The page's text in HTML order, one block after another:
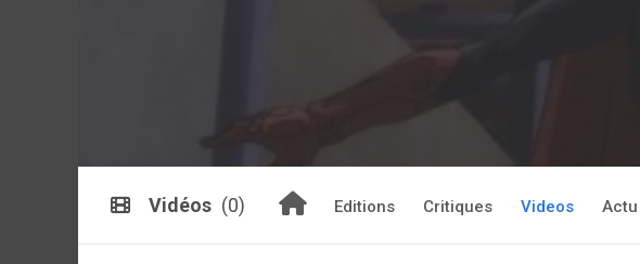
Vidéos (0) Editions Critiques Videos Actu